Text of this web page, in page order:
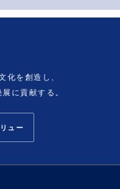
化を創造し、
に貢献する。
ュー